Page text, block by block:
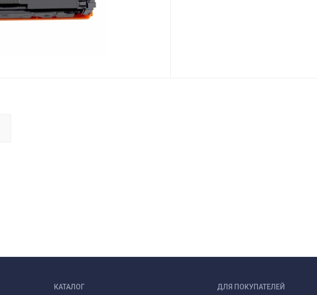
КАТАЛОГ ДЛЯ ПОКУПАТЕЛЕЙ